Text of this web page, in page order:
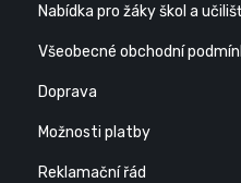
Nabídka pro žáky škol a učilišť
Všeobecné obchodní
Doprava
Možnosti platby
Reklamační řád